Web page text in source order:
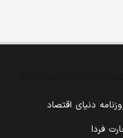
دنیای اقتصاد
فردا